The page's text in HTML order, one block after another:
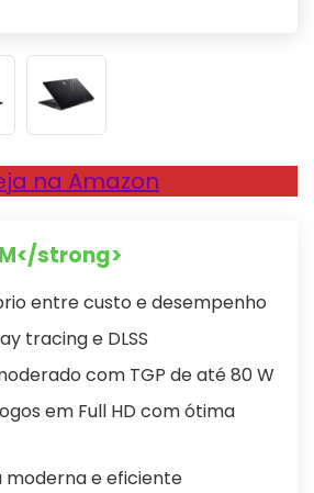
na Amazon
strong>
entre custo e desempenho
tracing e DLSS
com TGP de até 80 W
em Full HD com ótima
moderna e eficiente